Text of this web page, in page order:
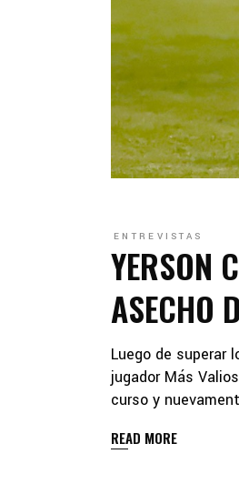
ENTREVISTAS
YERSON
ASECHO
Luego de superar
jugador Más
curso y
READ MORE